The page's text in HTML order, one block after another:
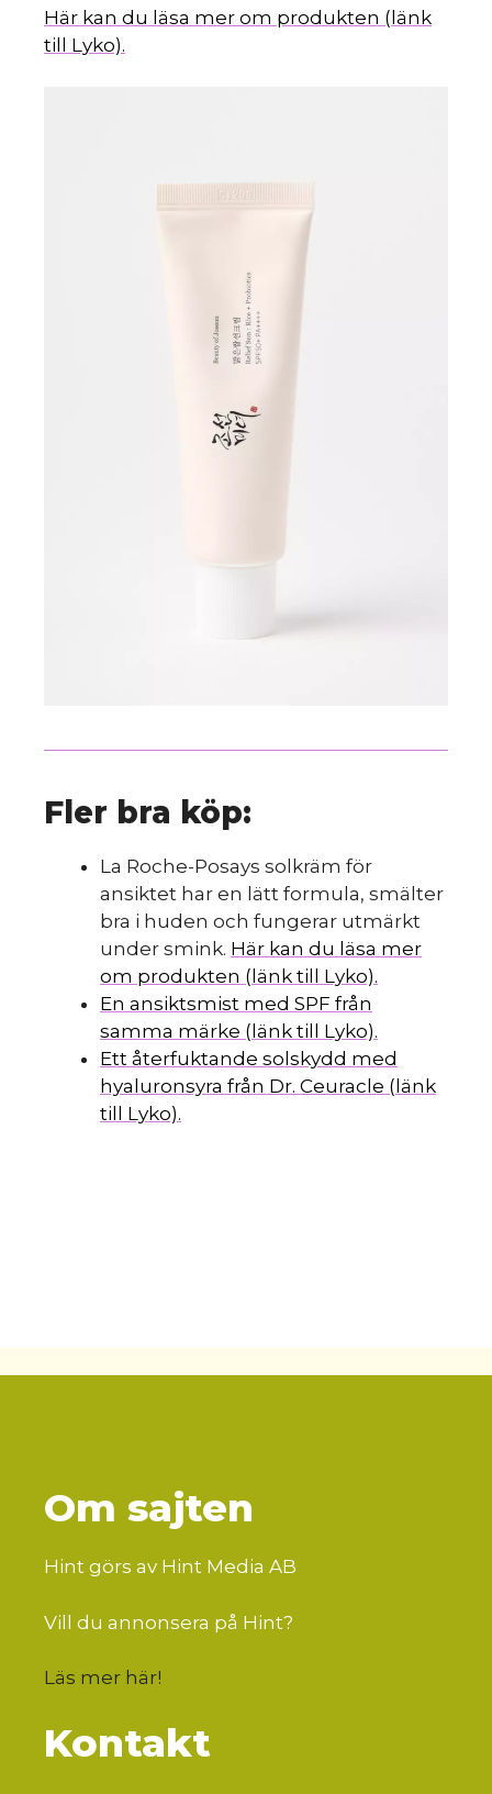
Här kan du läsa mer om produkten (länk
till Lyko).
Fler bra köp:
La Roche-Posays solkräm för
ansiktet har en lätt formula, smälter
bra i huden och fungerar utmärkt
under smink. Här kan du läsa mer
om produkten (länk till Lyko).
En ansiktsmist med SPF från
samma märke (länk till Lyko).
Ett återfuktande solskydd med
hyaluronsyra från Dr. Ceuracle (länk
till Lyko).
Om sajten
Hint görs av Hint Media AB
Vill du annonsera på Hint?
Läs mer här!
Kontakt